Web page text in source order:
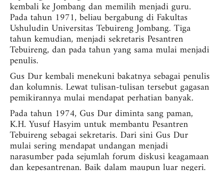
kembali ke Jombang dan memilih menjadi guru.
Pada tahun 1971, beliau bergabung di Fakultas
Ushuludin Universitas Tebuireng Jombang. Tiga
tahun kemudian, menjadi sekretaris Pesantren
Tebuireng, dan pada tahun yang sama mulai menjadi
penulis.
Gus Dur kembali menekuni bakatnya sebagai penulis
dan kolumnis. Lewat tulisan-tulisan tersebut gagasan
pemikirannya mulai mendapat perhatian banyak.
Pada tahun 1974, Gus Dur diminta sang paman,
K.H. Yusuf Hasyim untuk membantu Pesantren
Tebuireng sebagai sekretaris. Dari sini Gus Dur
mulai sering mendapat undangan menjadi
narasumber pada sejumlah forum diskusi keagamaan
dan kepesantrenan. Baik dalam maupun luar negeri.